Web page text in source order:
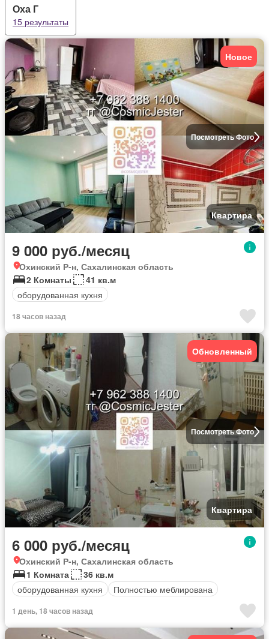
Оха Г
15 результаты
Посмотреть Фото
Новое
Квартира
9 000 руб./месяц
Охинский Р-н, Сахалинская область
2 Комнаты
41 кв.м
оборудованная кухня
18 часов назад
Посмотреть Фото
Обновленный
Квартира
6 000 руб./месяц
Охинский Р-н, Сахалинская область
1 Комната
36 кв.м
оборудованная кухня
Полностью меблирована
1 день, 18 часов назад